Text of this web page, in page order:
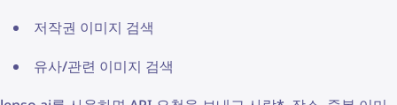
저작권 이미지 검색
유사/관련 이미지 검색